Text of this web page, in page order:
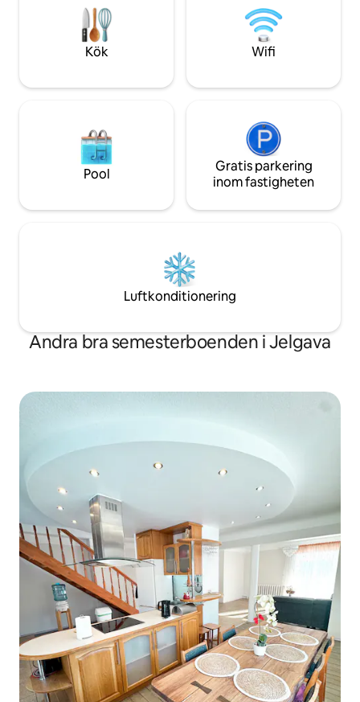
fantastisk utsikt över balkongen. Även
om det inte finns något WIFI fungerar
det mobila nätverket sömlöst.
bokning (be om
förväg) Om du vill ha mer information:
Kök Wifi
Pool
Gratis parkering
inom fastigheten
Luftkonditionering
Andra bra semesterboenden i Jelgava